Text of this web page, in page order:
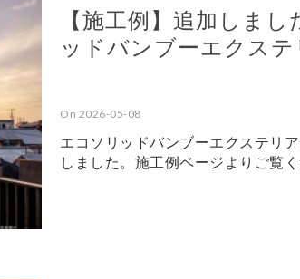
【施工例】追加しまし
ッドバンブーエクス
On 2026-05-08
エコソリッドバンブーエクステリ
しました。施工例ページよりご覧く